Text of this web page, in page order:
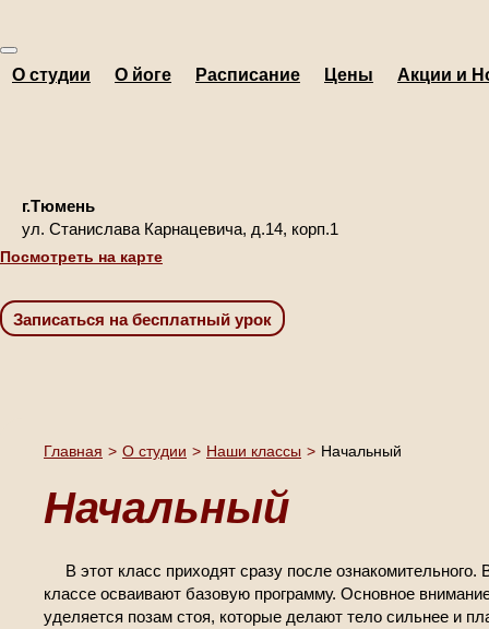
О студии О йоге Расписание Цены Акции и
г.Тюмень
ул. Станислава Карнацевича, д.14, корп.1
Посмотреть на карте
Главная > О студии > Наши классы > Начальный
Начальный
В этот класс приходят сразу после ознакомительного.
классе осваивают базовую программу. Основное
уделяется позам стоя, которые делают тело сильнее и